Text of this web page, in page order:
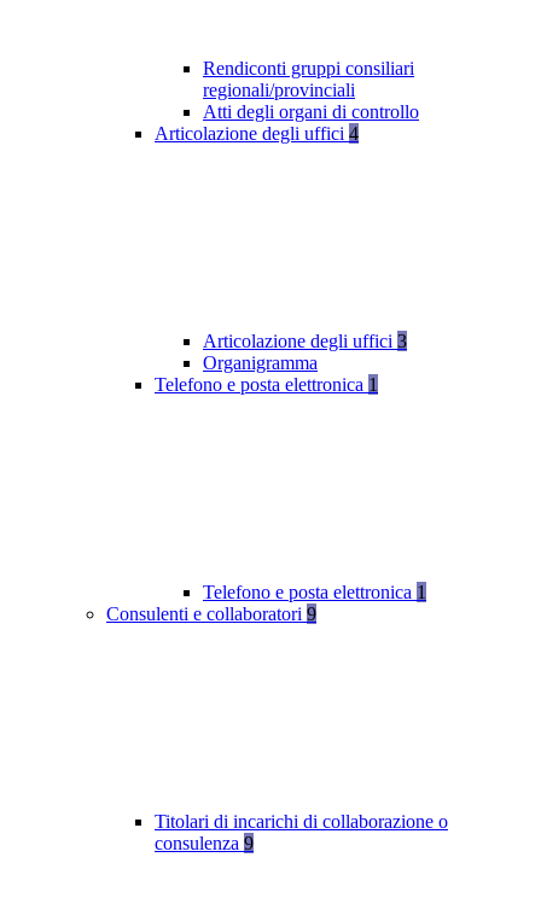
Rendiconti gruppi consiliari
regionali/provinciali
Atti degli organi di controllo
Articolazione degli uffici 4
Articolazione degli uffici 3
Organigramma
Telefono e posta elettronica 1
Telefono e posta elettronica 1
Consulenti e collaboratori 9
Titolari di incarichi di collaborazione o
consulenza 9